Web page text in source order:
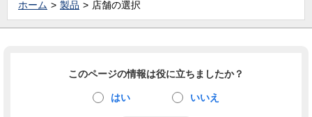
ホーム 製品 店舗の選択
このページの情報は役に立ちましたか？
はい いいえ